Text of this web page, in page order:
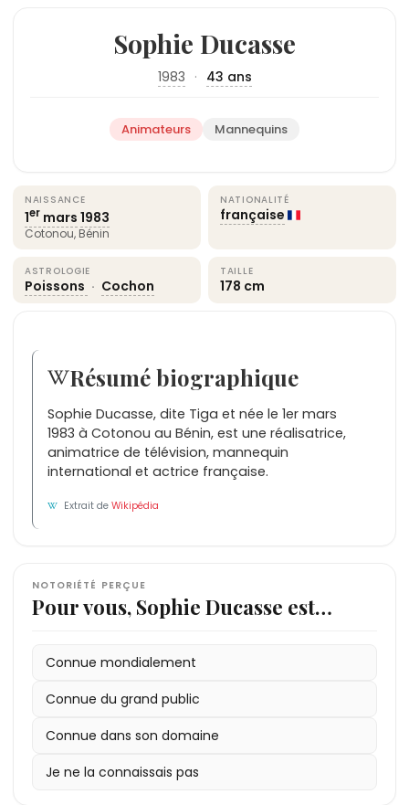
Sophie Ducasse
1983 · 43 ans
Animateurs Mannequins
NAISSANCE
1er mars 1983
Cotonou, Bénin
NATIONALITÉ
française
ASTROLOGIE
Poissons · Cochon
TAILLE
178 cm
Résumé biographique
Sophie Ducasse, dite Tiga et née le 1er mars
1983 à Cotonou au Bénin, est une réalisatrice,
animatrice de télévision, mannequin
international et actrice française.
Extrait deWikipédia
NOTORIÉTÉ PERÇUE
Pour vous, Sophie Ducasse est…
Connue mondialement
Connue du grand public
Connue dans son domaine
Je ne la connaissais pas